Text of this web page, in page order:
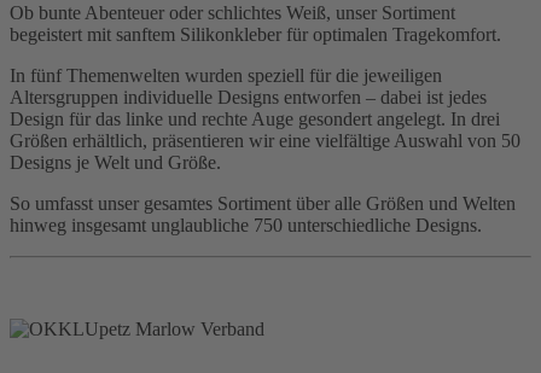
Ob bunte Abenteuer oder schlichtes Weiß, unser Sortiment
begeistert mit sanftem Silikonkleber für optimalen Tragekomfort.
In fünf Themenwelten wurden speziell für die jeweiligen
Altersgruppen individuelle Designs entworfen – dabei ist jedes
Design für das linke und rechte Auge gesondert angelegt. In drei
Größen erhältlich, präsentieren wir eine vielfältige Auswahl von 50
Designs je Welt und Größe.
So umfasst unser gesamtes Sortiment über alle Größen und Welten
hinweg insgesamt unglaubliche 750 unterschiedliche Designs.